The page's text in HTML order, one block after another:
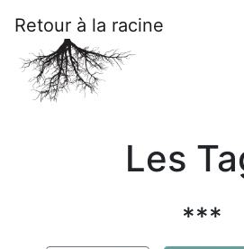
Retour à la racine
Les
***